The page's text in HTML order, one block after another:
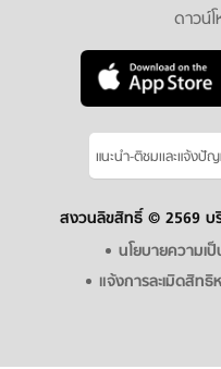
ดาวน์
แนะนำ-ติชมเเละแจ้งปั
สงวนลิขสิทธิ์ © 2569 บ
นโยบายความเ
แจ้งการละเมิดสิทธิ